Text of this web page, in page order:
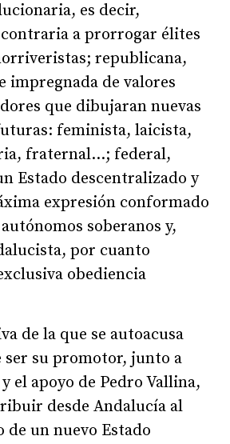
es decir,
a prorrogar élites
republicana,
impregnada de valores
que dibujaran nuevas
feminista, laicista,
fraternal…; federal,
Estado descentralizado y
expresión conformado
soberanos y,
por cuanto
obediencia
de la que se autoacusa
ser su promotor, junto a
el apoyo de Pedro Vallina,
desde Andalucía al
un nuevo Estado